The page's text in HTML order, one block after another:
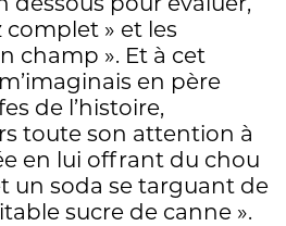
complet » et les
champ ». Et à cet
en père
de l’histoire,
toute son attention à
en lui offrant du chou
un soda se targuant de
sucre de canne ».